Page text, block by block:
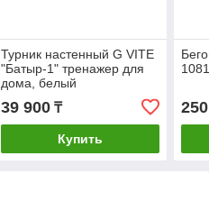
Турник настенный G VITE
"Батыр-1" тренажер для
дома, белый
39 900₸
Купить